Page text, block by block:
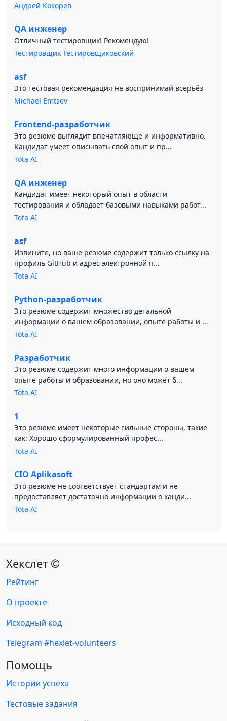
Андрей Кокорев
QA инженер
Отличный тестировщик! Рекомендую!
Тестировщик Тестировщиковский
asf
Это тестовая рекомендация не воспринимай всерьёз
Michael Emtsev
Frontend-разработчик
Это резюме выглядит впечатляюще и информативно.
Кандидат умеет описывать свой опыт и пр...
Tota AI
QA инженер
Кандидат имеет некоторый опыт в области
тестирования и обладает базовыми навыками работ...
Tota AI
asf
Извините, но ваше резюме содержит только ссылку на
профиль GitHub и адрес электронной п...
Tota AI
Python-разработчик
Это резюме содержит множество детальной
информации о вашем образовании, опыте работы и ...
Tota AI
Разработчик
Это резюме содержит много информации о вашем
опыте работы и образовании, но оно может б...
Tota AI
1
Это резюме имеет некоторые сильные стороны, такие
как: Хорошо сформулированный профес...
Tota AI
CIO Aplikasoft
Это резюме не соответствует стандартам и не
предоставляет достаточно информации о канди...
Tota AI
Хекслет ©
Рейтинг
О проекте
Исходный код
Telegram #hexlet-volunteers
Помощь
Истории успеха
Тестовые задания